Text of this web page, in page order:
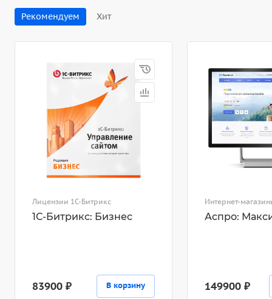
Рекомендуем Хит
Лицензии 1С-Битрикс
1С-Битрикс: Бизнес
83900 ₽ В корзину
Интернет-
Аспро:
149900 ₽